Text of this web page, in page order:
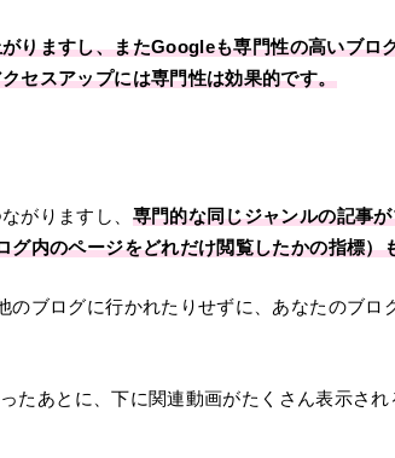
りますし、またGoogleも専門性の高いブロ
セスアップには専門性は効果的です。
がりますし、 専門的な同じジャンルの記事
グ内のページをどれだけ閲覧したかの指標）
のブログに行かれたりせずに、あなたのブロ
たあとに、下に関連動画がたくさん表示さ